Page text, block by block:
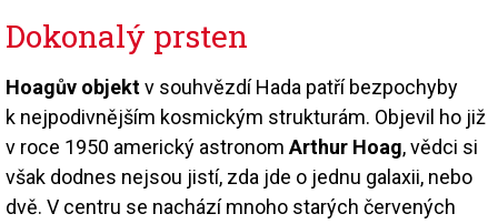
Dokonalý prsten
Hoagův objektv souhvězdí Hada patří bezpochyby
k nejpodivnějším kosmickým strukturám. Objevil ho již
v roce 1950 americký astronom Arthur Hoag, vědci si
však dodnes nejsou jistí, zda jde o jednu galaxii, nebo
dvě. V centru se nachází mnoho starých červených